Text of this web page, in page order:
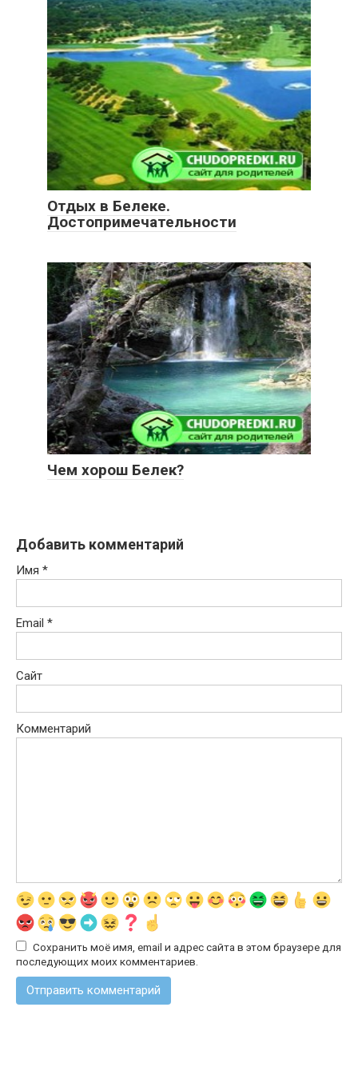
Отдых в Белеке.
Достопримечательности
Чем хорош Белек?
Добавить комментарий
Имя *
Email *
Сайт
Комментарий
Сохранить моё имя, email и адрес сайта в этом браузере для
последующих моих комментариев.